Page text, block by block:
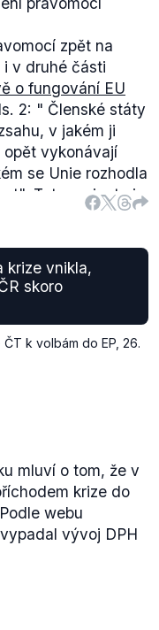
zpět na
v druhé části
o fungování EU
2: " Členské státy
v jakém ji
opět vykonávají
se Unie rozhodla
Tato varianta je
jestli se rozhodne
krize vnikla,
skoro
k volbám do EP 26.
mluví o tom, že v
krize do
webu
vypadal vývoj DPH